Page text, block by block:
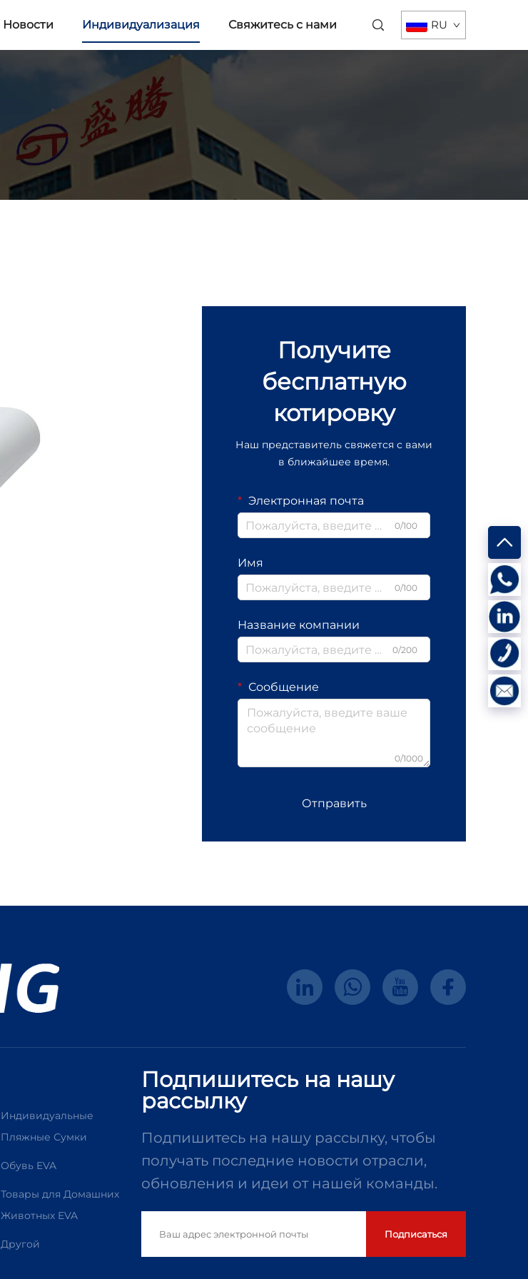
Новости Индивидуализация Свяжитесь с нами RU
Получите
бесплатную
котировку
Наш представитель свяжется с вами
в ближайшее время.
Электронная почта
0/100
Имя
0/100
Название компании
0/200
Сообщение
0/1000
Отправить
Индивидуальные
Пляжные Сумки
Обувь EVA
Товары для Домашних
Животных EVA
Другой
Подпишитесь на нашу
рассылку
Подпишитесь на нашу рассылку, чтобы
получать последние новости отрасли,
обновления и идеи от нашей команды.
Подписаться